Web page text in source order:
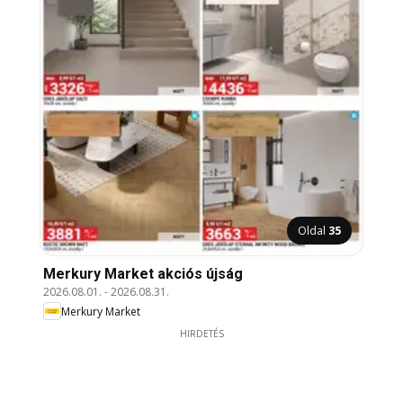
Oldal 35
Merkury Market akciós újság
2026.08.01. -2026.08.31.
Merkury Market
HIRDETÉS